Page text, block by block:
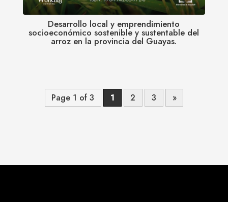
Desarrollo local y emprendimiento
socioeconómico sostenible y sustentable del
arroz en la provincia del Guayas.
Page 1 of 3 1 2 3 »